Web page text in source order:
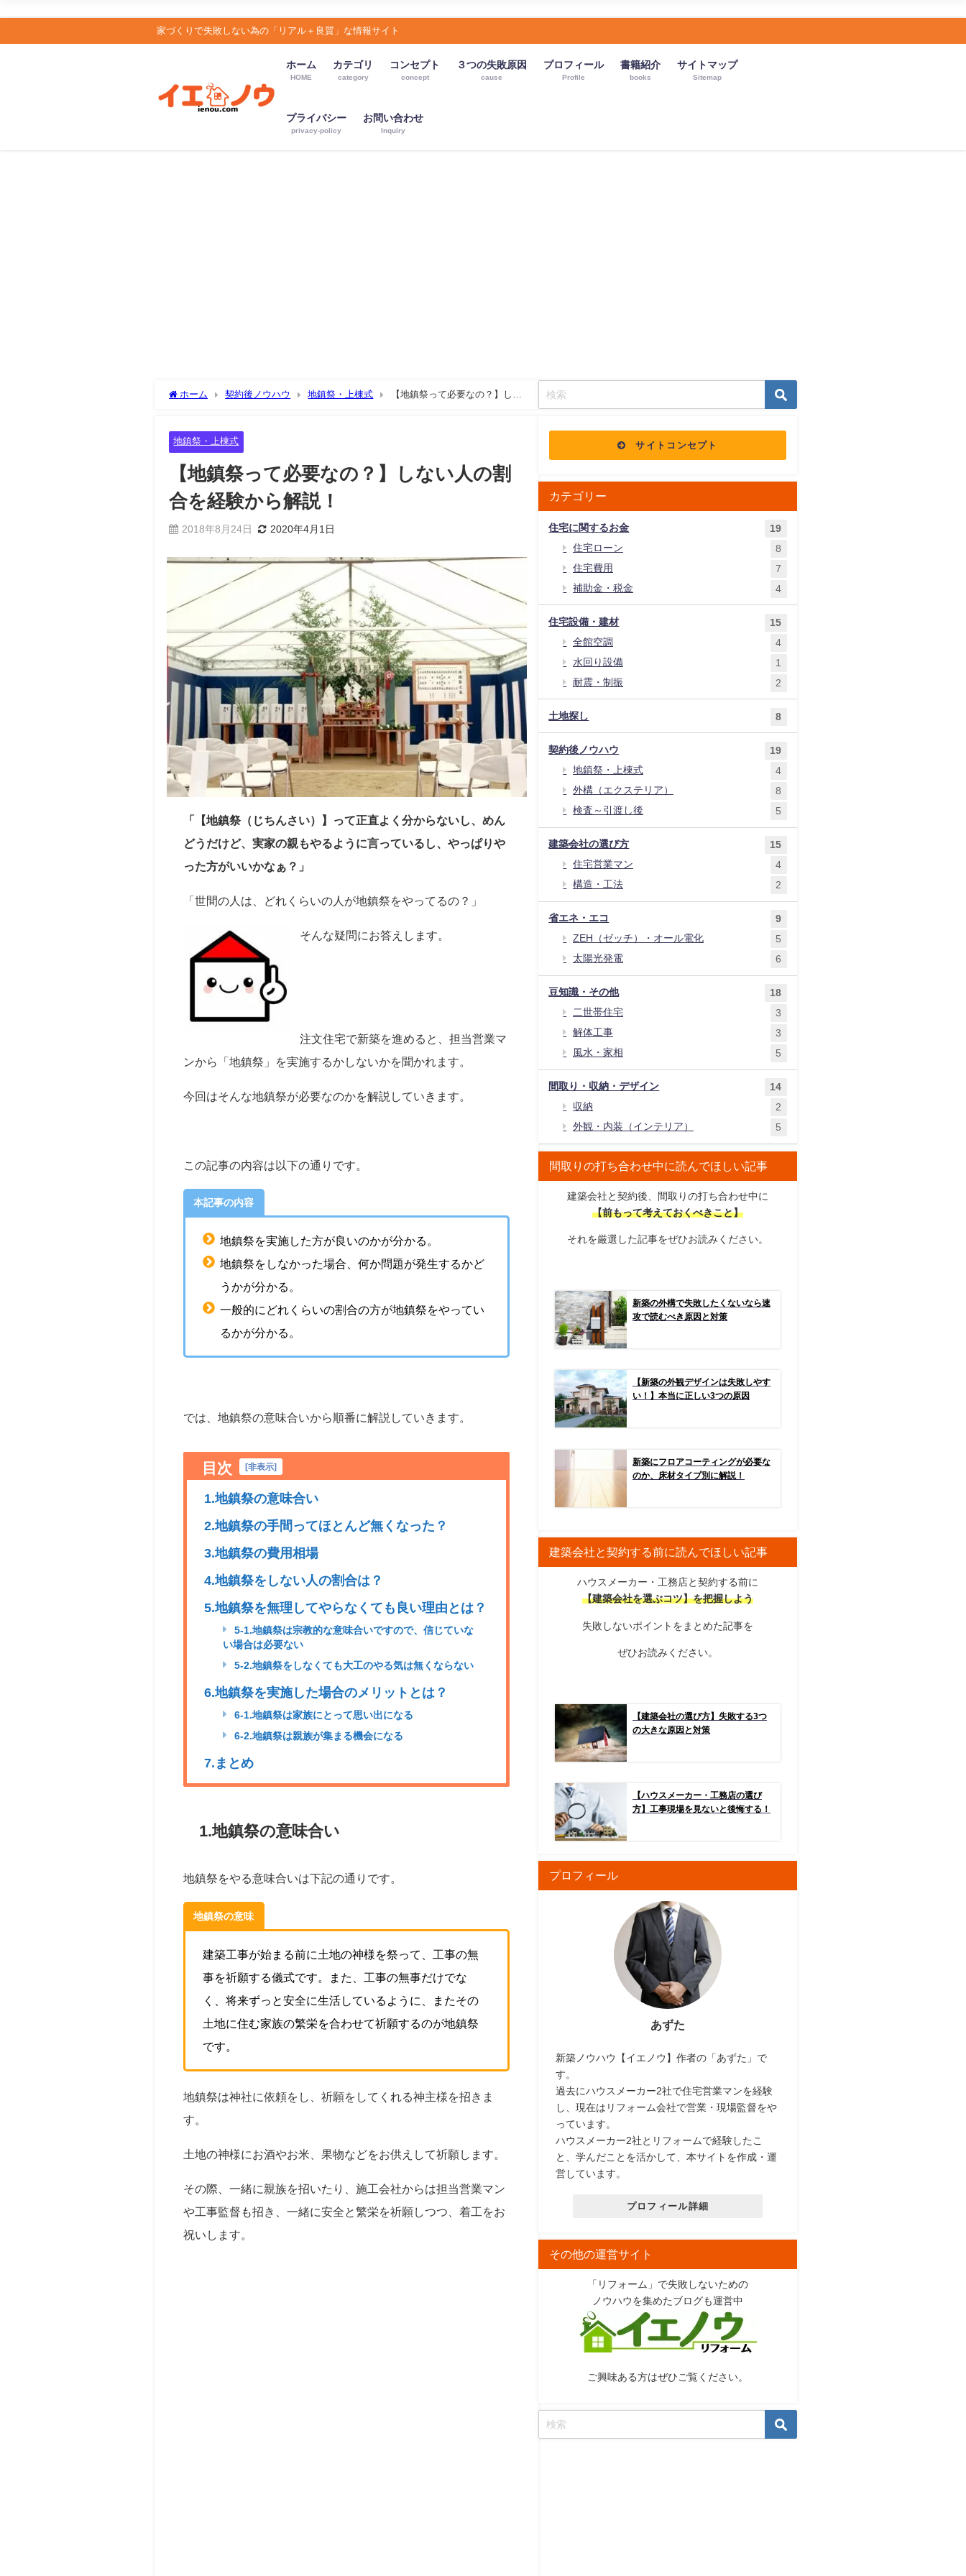
家づくりで失敗しない為の「リアル＋良質」な情報サイト
ホーム
HOME
カテゴリ
category
コンセプト
concept
３つの失敗原因
cause
プロフィール
Profile
書籍紹介
books
サイトマップ
Sitemap
プライバシー
privacy-policy
お問い合わせ
Inquiry
ホーム 契約後ノウハウ 地鎮祭・上棟式
【地鎮祭って必要なの？】しな
地鎮祭・上棟式
【地鎮祭って必要なの？】しない人の割
合を経験から解説！
2018年8月24日 2020年4月1日
「【地鎮祭（じちんさい）】って正直よく分からないし、めん
どうだけど、実家の親もやるように言っているし、やっぱりや
った方がいいかなぁ？」
「世間の人は、どれくらいの人が地鎮祭をやってるの？」
そんな疑問にお答えします。
注文住宅で新築を進めると、担当営業マ
ンから「地鎮祭」を実施するかしないかを聞かれます。
今回はそんな地鎮祭が必要なのかを解説していきます。
この記事の内容は以下の通りです。
本記事の内容
地鎮祭を実施した方が良いのかが分かる。
地鎮祭をしなかった場合、何か問題が発生するかど
うかが分かる。
一般的にどれくらいの割合の方が地鎮祭をやってい
るかが分かる。
では、地鎮祭の意味合いから順番に解説していきます。
目次 [非表示]
1.地鎮祭の意味合い
2.地鎮祭の手間ってほとんど無くなった？
3.地鎮祭の費用相場
4.地鎮祭をしない人の割合は？
5.地鎮祭を無理してやらなくても良い理由とは？
5-1.地鎮祭は宗教的な意味合いですので、信じていな
い場合は必要ない
5-2.地鎮祭をしなくても大工のやる気は無くならない
6.地鎮祭を実施した場合のメリットとは？
6-1.地鎮祭は家族にとって思い出になる
6-2.地鎮祭は親族が集まる機会になる
7.まとめ
1.地鎮祭の意味合い
地鎮祭をやる意味合いは下記の通りです。
地鎮祭の意味
建築工事が始まる前に土地の神様を祭って、工事の無
事を祈願する儀式です。また、工事の無事だけでな
く、将来ずっと安全に生活しているように、またその
土地に住む家族の繁栄を合わせて祈願するのが地鎮祭
です。
地鎮祭は神社に依頼をし、祈願をしてくれる神主様を招きま
す。
土地の神様にお酒やお米、果物などをお供えして祈願します。
その際、一緒に親族を招いたり、施工会社からは担当営業マン
や工事監督も招き、一緒に安全と繁栄を祈願しつつ、着工をお
祝いします。
サイトコンセプト
カテゴリー
住宅に関するお金
19
住宅ローン
8
住宅費用
7
補助金・税金
4
住宅設備・建材
15
全館空調
4
水回り設備
1
耐震・制振
2
土地探し 8
契約後ノウハウ
19
地鎮祭・上棟式
4
外構（エクステリア）
8
検査～引渡し後
5
建築会社の選び方
15
住宅営業マン
4
構造・工法
2
省エネ・エコ
9
ZEH（ゼッチ）・オール電化
5
太陽光発電
6
豆知識・その他
18
二世帯住宅
3
解体工事
3
風水・家相
5
間取り・収納・デザイン
14
収納
2
外観・内装（インテリア）
5
間取りの打ち合わせ中に読んでほしい記事
建築会社と契約後、間取りの打ち合わせ中に
【前もって考えておくべきこと】
それを厳選した記事をぜひお読みください。
新築の外構で失敗したくないなら速
攻で読むべき原因と対策
【新築の外観デザインは失敗しやす
い！】本当に正しい3つの原因
新築にフロアコーティングが必要な
のか、床材タイプ別に解説！
建築会社と契約する前に読んでほしい記事
ハウスメーカー・工務店と契約する前に
【建築会社を選ぶコツ】を把握しよう
失敗しないポイントをまとめた記事を
ぜひお読みください。
【建築会社の選び方】失敗する3つ
の大きな原因と対策
【ハウスメーカー・工務店の選び
方】工事現場を見ないと後悔する！
プロフィール
あずた
新築ノウハウ【イエノウ】作者の「あずた」で
す。
過去にハウスメーカー2社で住宅営業マンを経験
し、現在はリフォーム会社で営業・現場監督をや
っています。
ハウスメーカー2社とリフォームで経験したこ
と、学んだことを活かして、本サイトを作成・運
営しています。
プロフィール詳細
その他の運営サイト
「リフォーム」で失敗しないための
ノウハウを集めたブログも運営中
ご興味ある方はぜひご覧ください。